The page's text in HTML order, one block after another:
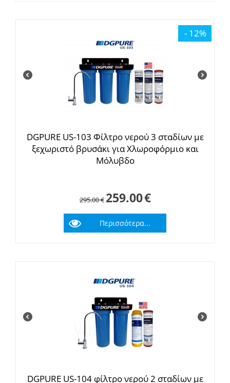
- 12%
DGPURE US-103 Φίλτρο νερού 3 σταδίων με
ξεχωριστό βρυσάκι για Χλωροφόρμιο και
Μόλυβδο
295.00€ 259.00€
Περισσότερα...
DGPURE US-104 φίλτρο νερού 2 σταδίων με